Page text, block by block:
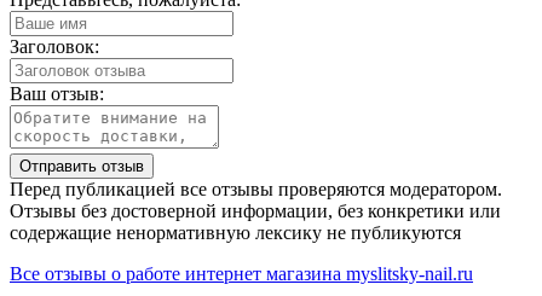
Заголовок:
Ваш отзыв:
Отправить отзыв
Перед публикацией все отзывы проверяются модератором.
Отзывы без достоверной информации, без конкретики или
содержащие ненормативную лексику не публикуются
Все отзывы о работе интернет магазина myslitsky-nail.ru